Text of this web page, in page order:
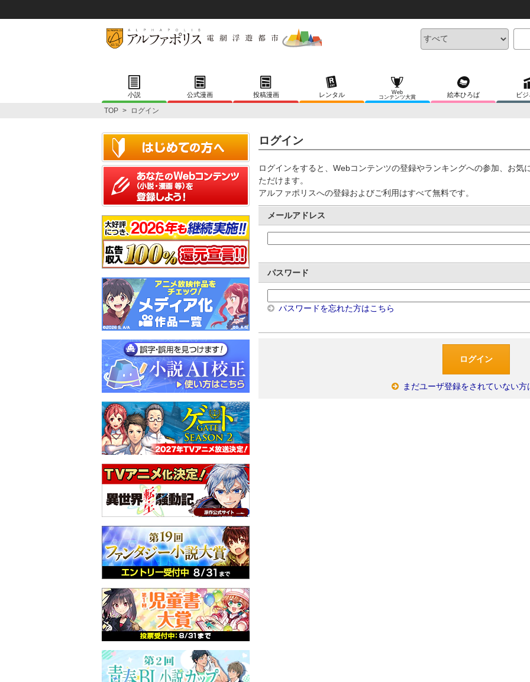
小説 公式漫画 投稿漫画 レンタル
Web
コンテンツ大賞
絵本ひろば ビ
TOP > ログイン
ログイン
ログインをすると、Webコンテンツの登録やランキングへの参加、お気
ただけます。
アルファポリスへの登録およびご利用はすべて無料です。
メールアドレス
パスワード
パスワードを忘れた方はこちら
まだユーザ登録をされていない方